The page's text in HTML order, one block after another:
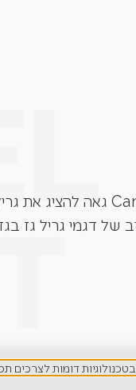
של דגמי גריל גז